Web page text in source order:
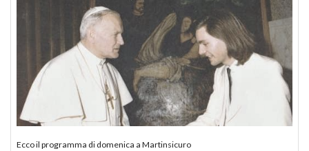
Ecco il programma di domenica a Martinsicuro